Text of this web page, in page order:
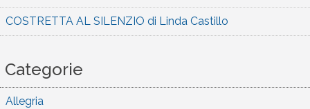
COSTRETTA AL SILENZIO di Linda Castillo
Categorie
Allegria